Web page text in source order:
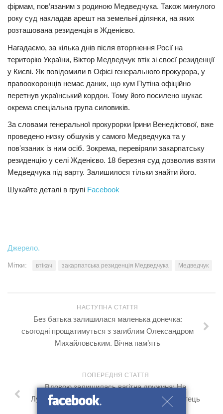
фірмам, пов’язаним з родиною Медведчука. Також минулого
року суд накладав арешт на земельні ділянки, на яких
розташована резиденція в Жденієво.
Нагадаємо, за кілька днів після вторгнення Росії на
територію України, Віктор Медведчук втік зі своєї резиденції
у Києві. Як повідомили в Офісі генерального прокурора, у
правоохоронців немає даних, що кум Путіна офіційно
перетнув український кордон. Тому його посилено шукає
окрема спеціальна група силовиків.
За словами генеральної прокурорки Ірини Венедіктової, вже
проведено низку обшуків у самого Медведчука та у
повʼязаних із ним осіб. Зокрема, перевіряли закарпатську
резиденцію у селі Жденієво. 18 березня суд дозволив взяти
Медведчука під варту. Залишилося тільки знайти його.
Шукайте деталі в групі Facebook
Джерело.
Мітки: втікач закарпатська резиденція Медведчука Медведчук
НАСТУПНА СТАТТЯ
Без батька залишилася маленька донечка:
сьогодні прощатимуться з загиблим Олександром
Михайловським. Вічна пам’ять
ПОПЕРЕДНЯ СТАТТЯ
Вдовою залишилась вагітна дружина: На
Луганщині в боях за Україну загинув закарпатець